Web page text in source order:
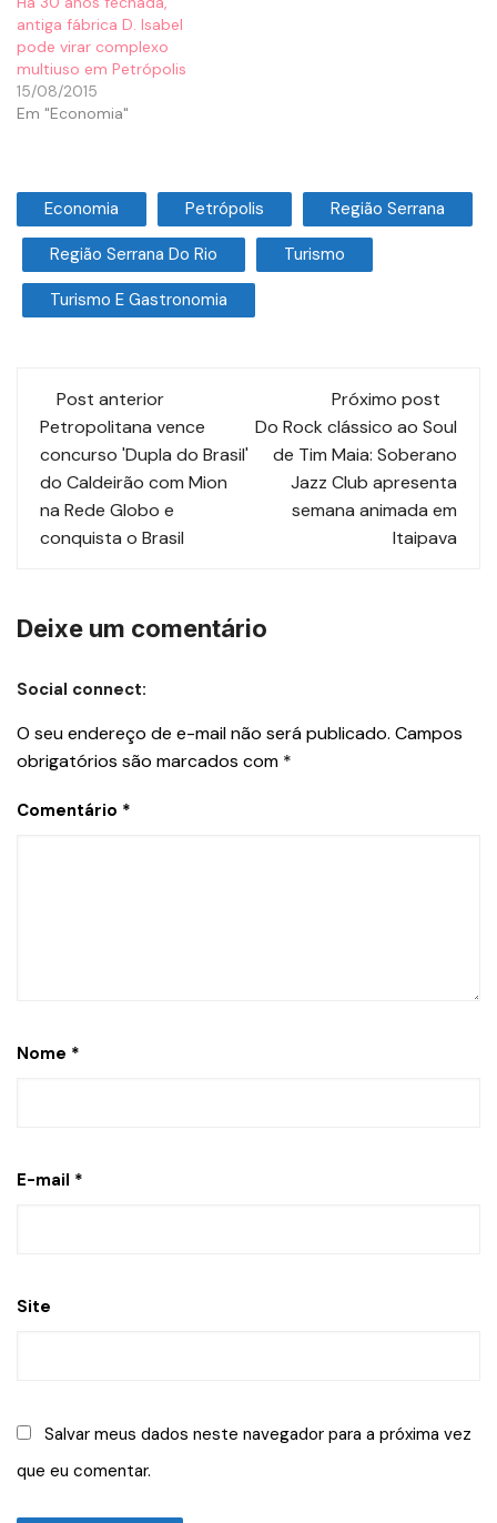
antiga fábrica D. Isabel
pode virar complexo
multiuso em Petrópolis
15/08/2015
Em "Economia"
Economia Petrópolis Região Serrana
Região Serrana Do Rio Turismo
Turismo E Gastronomia
Post anterior
Petropolitana vence
concurso 'Dupla do Brasil'
do Caldeirão com Mion
na Rede Globo e
conquista o Brasil
Próximo post
Do Rock clássico ao Soul
de Tim Maia: Soberano
Jazz Club apresenta
semana animada em
Itaipava
Deixe um comentário
Social connect:
O seu endereço de e-mail não será publicado. Campos
obrigatórios são marcados com *
Comentário *
Nome *
E-mail *
Site
Salvar meus dados neste navegador para a próxima vez
que eu comentar.